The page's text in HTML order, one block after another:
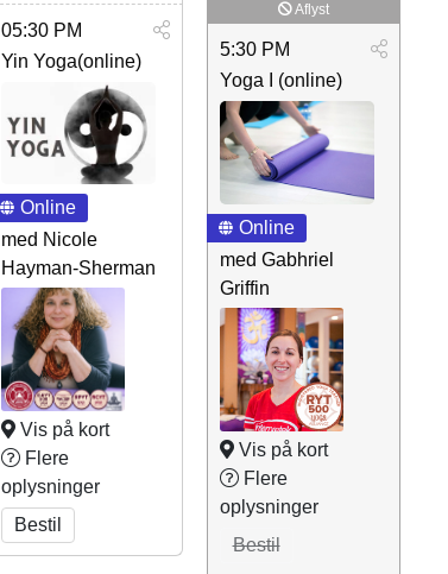
05:30 PM
Yin Yoga(online)
Online
med Nicole
Hayman-Sherman
Vis på kort
Flere
oplysninger
Bestil
Aflyst
5:30 PM
Yoga I (online)
Online
med Gabhriel
Griffin
Vis på kort
Flere
oplysninger
Bestil